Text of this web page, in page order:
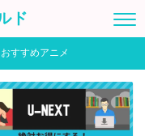
ド
おすすめアニメ